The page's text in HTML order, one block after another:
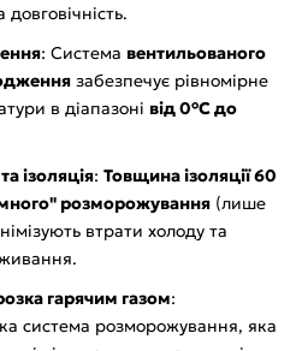
довговічність.
: Система вентильованого
забезпечує рівномірне
в діапазоні від 0°C до
ізоляція: Товщина ізоляції 60
розморожування (лише
втрати холоду та
гарячим газом:
система розморожування, яка